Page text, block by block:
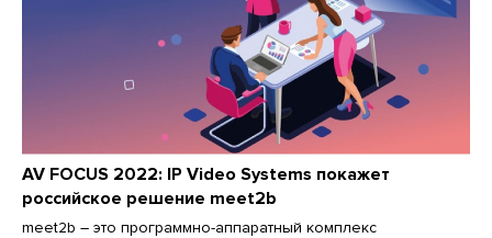
AV FOCUS 2022: IP Video Systems покажет
российское решение meet2b
meet2b – это программно-аппаратный комплекс